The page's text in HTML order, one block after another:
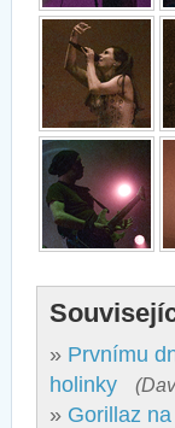
» Prvnímu
holinky
» Gorillaz